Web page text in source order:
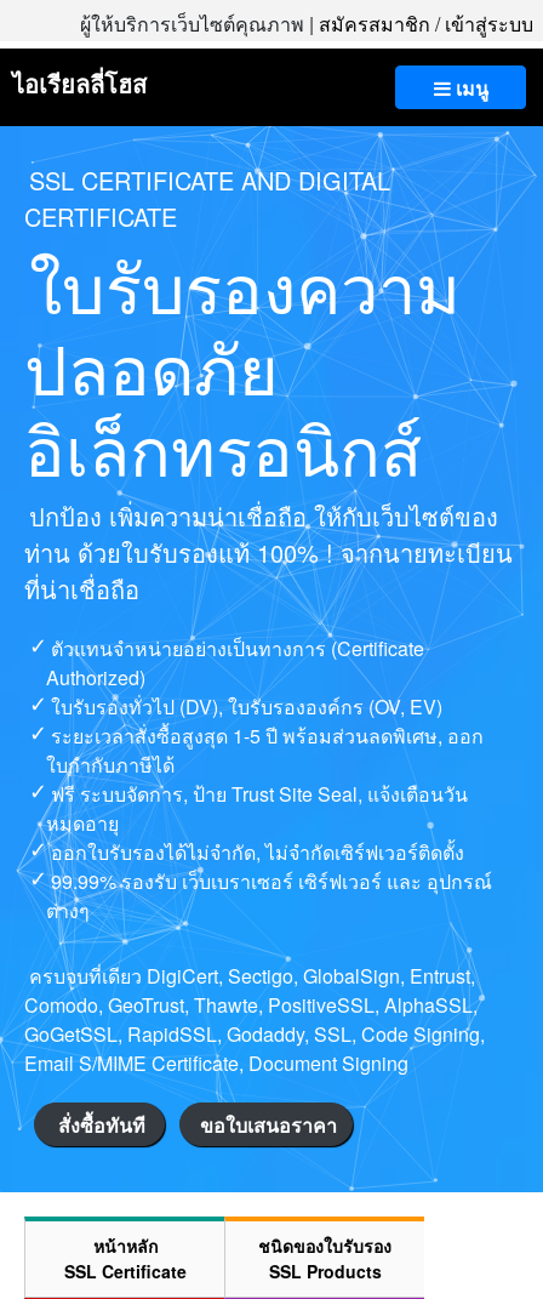
ผู้ให้บริการเว็บไซต์คุณภาพ | สมัครสมาชิก /เข้าสู่ระบบ
เมนู
ไอเรียลลี่โฮส
SSL CERTIFICATE AND DIGITAL
CERTIFICATE
ใบรับรองความ
ปลอดภัย
อิเล็กทรอนิกส์
ปกป้อง เพิ่มความน่าเชื่อถือ ให้กับเว็บไซต์ของ
ท่าน ด้วยใบรับรองแท้ 100% ! จากนายทะเบียน
ที่น่าเชื่อถือ
ตัวแทนจำหน่ายอย่างเป็นทางการ (Certificate
Authorized)
ใบรับรองทั่วไป (DV), ใบรับรององค์กร (OV, EV)
ระยะเวลาสั่งซื้อสูงสุด 1-5 ปี พร้อมส่วนลดพิเศษ, ออก
ใบกำกับภาษีได้
ฟรี ระบบจัดการ, ป้าย Trust Site Seal, แจ้งเตือนวัน
หมดอายุ
ออกใบรับรองได้ไม่จำกัด, ไม่จำกัดเซิร์ฟเวอร์ติดตั้ง
99.99% รองรับ เว็บเบราเซอร์ เซิร์ฟเวอร์ และ อุปกรณ์
ต่างๆ
ครบจบที่เดียว DigiCert, Sectigo, GlobalSign, Entrust,
Comodo, GeoTrust, Thawte, PositiveSSL, AlphaSSL,
GoGetSSL, RapidSSL, Godaddy, SSL, Code Signing,
Email S/MIME Certificate, Document Signing
สั่งซื้อทันที ขอใบเสนอราคา
หน้าหลัก
SSL Certificate
ชนิดของใบรับรอง
SSL Products